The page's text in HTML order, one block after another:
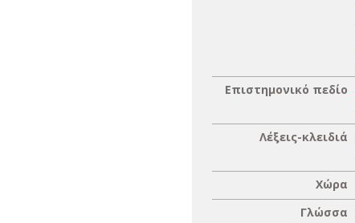
Επιστημονικό πεδίο
Λέξεις-κλειδιά
Χώρα
Γλώσσα